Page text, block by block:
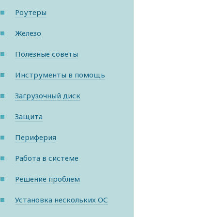
Роутеры
Железо
Полезные советы
Инструменты в помощь
Загрузочный диск
Защита
Периферия
Работа в системе
Решение проблем
Установка нескольких ОС